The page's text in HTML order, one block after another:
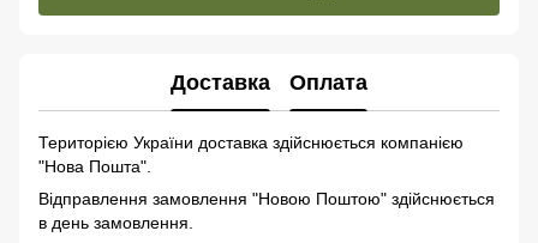
Доставка Оплата
Територією України доставка здійснюється компанією
"Нова Пошта".
Відправлення замовлення "Новою Поштою" здійснюється
в день замовлення.